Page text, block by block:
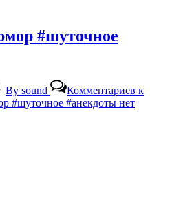
#шуточное
By sound Комментариев к
#шуточное #анекдоты нет